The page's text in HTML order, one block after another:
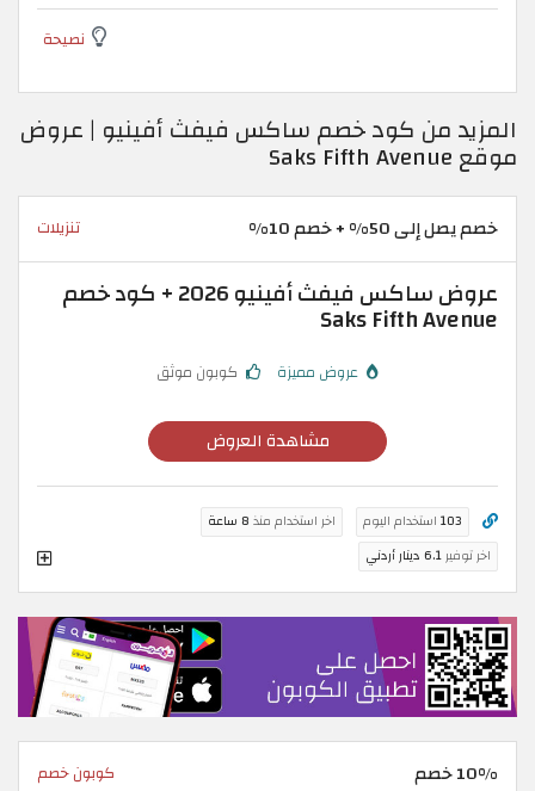
نصيحة
المزيد من كود خصم ساكس فيفث أفينيو | عروض
موقع Saks Fifth Avenue
خصم يصل إلى 50% + خصم 10% تنزيلات
عروض ساكس فيفث أفينيو 2026 + كود خصم
Saks Fifth Avenue
عروض مميزة كوبون موثق
مشاهدة العروض
103 استخدام اليوم اخر استخدام منذ 8 ساعة
اخر توفير6.1 دينار أردني
10% خصم كوبون خصم